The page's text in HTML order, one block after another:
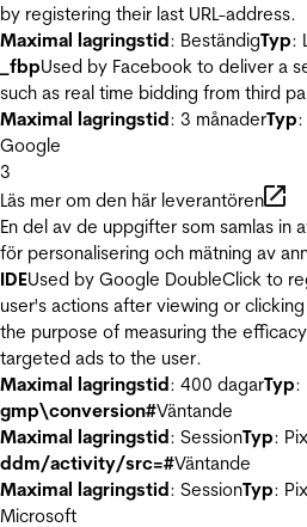
by registering their last URL-address.
Maximal lagringstid: BeständigTyp:
_fbpUsed by Facebook to deliver a
such as real time bidding from third
Maximal lagringstid: 3 månaderTyp:
Google
3
Läs mer om den här leverantören
En del av de uppgifter som samlas in
för personalisering och mätning av
IDEUsed by Google DoubleClick to
user's actions after viewing or
the purpose of measuring the
targeted ads to the user.
Maximal lagringstid: 400 dagarTyp:
gmp\conversion#Väntande
Maximal lagringstid: SessionTyp:
ddm/activity/src=#Väntande
Maximal lagringstid: SessionTyp:
Microsoft